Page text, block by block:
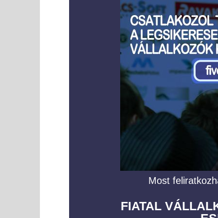
Most
FIATAL